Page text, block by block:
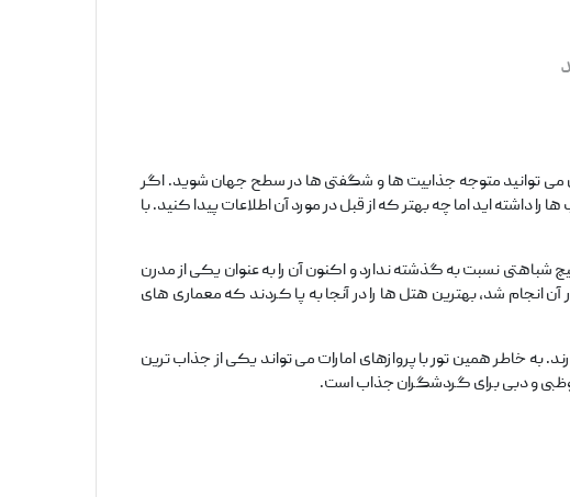
می‌ توانید متوجه جذابیت‌ ها و شگفتی‌ ها در سطح جهان شوید. اگر
را داشته‌ اید اما چه بهتر که از قبل در مورد آن اطلاعات پیدا کنید. با
امروزه هیچ شباهتی نسبت به گذشته ندارد و اکنون آن را به عنوان یکی از مدرن‌
شد، بهترین هتل‌ ها را در آنجا به پا کردند که معماری‌ های
خاطر همین تور با پروازهای امارات می‌ تواند یکی از جذاب‌ ترین
و دبی برای گردشگران جذاب است.